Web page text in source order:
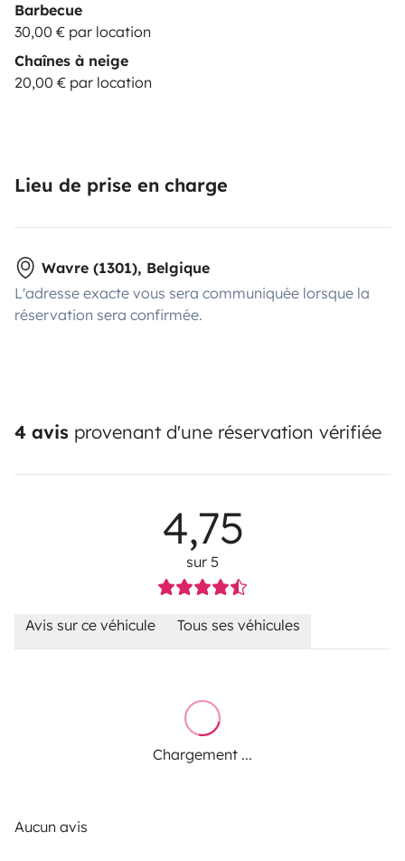
Barbecue
30,00 € par location
Chaînes à neige
20,00 € par location
Lieu de prise en charge
Wavre (1301), Belgique
L'adresse exacte vous sera communiquée lorsque la
réservation sera confirmée.
4 avis provenant d'une réservation vérifiée
4,75
sur 5
Avis sur ce véhicule Tous ses véhicules
Chargement ...
Aucun avis